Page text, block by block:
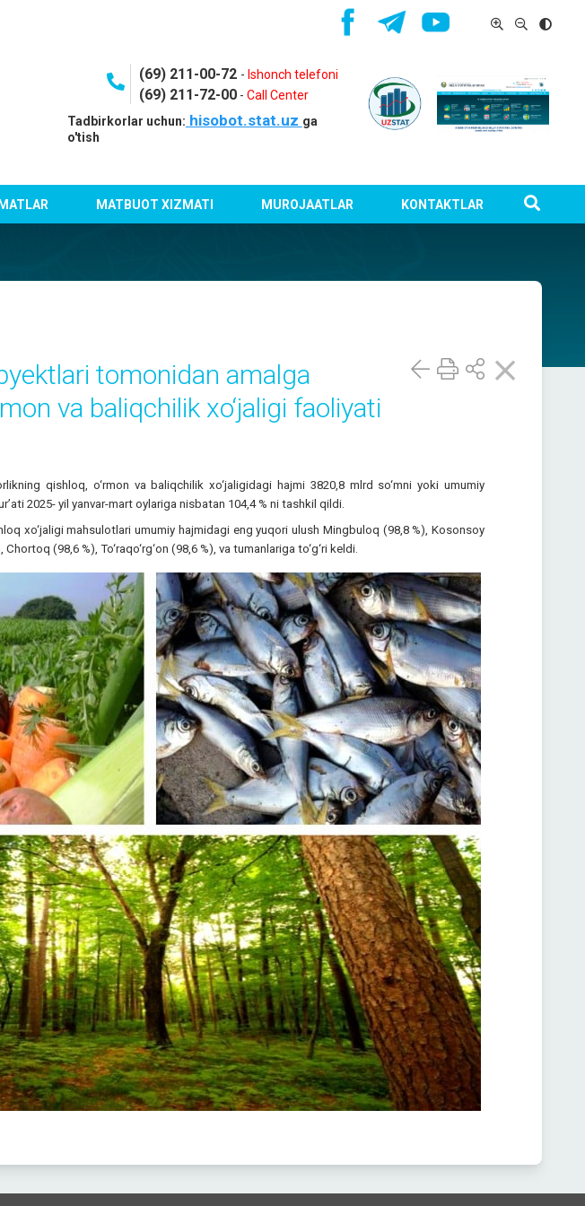
(69) 211-00-72 - Ishonch telefoni
(69) 211-72-00- Call Center
Tadbirkorlar uchun: hisobot.stat.uz ga
o'tish
MATBUOT XIZMATI MUROJAATLAR KONTAKTLAR
tomonidan amalga
va baliqchilik xo‘jaligi faoliyati
qishloq, o‘rmon va baliqchilik xo‘jaligidagi hajmi 3820,8 mlrd so‘mni yoki umumiy
2025- yil yanvar-mart oylariga nisbatan 104,4 % ni tashkil qildi.
xo‘jaligi mahsulotlari umumiy hajmidagi eng yuqori ulush Mingbuloq (98,8 %), Kosonsoy
(98,6 %), To‘raqo‘rg‘on (98,6 %), va tumanlariga to‘g‘ri keldi.